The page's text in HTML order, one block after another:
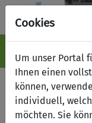
Cookies
Um unser Portal
Ihnen einen
können,
individuell,
möchten. Sie
Suche nach